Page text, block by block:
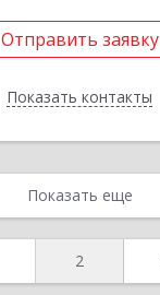
Отправить заявку
Показать контакты
Отправить заявку
Назад
Показать еще
2